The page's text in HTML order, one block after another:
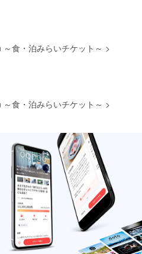
す。複
て申し
ススメ
いたし
ます。
～食・泊みらいチケット～ >
～食・泊みらいチケット～ >